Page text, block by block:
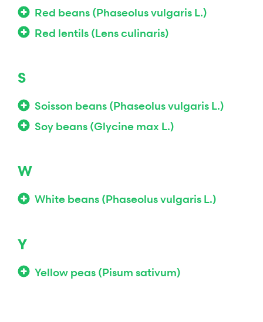
Red beans (Phaseolus vulgaris L.)
Red lentils (Lens culinaris)
S
Soisson beans (Phaseolus vulgaris L.)
Soy beans (Glycine max L.)
W
White beans (Phaseolus vulgaris L.)
Y
Yellow peas (Pisum sativum)